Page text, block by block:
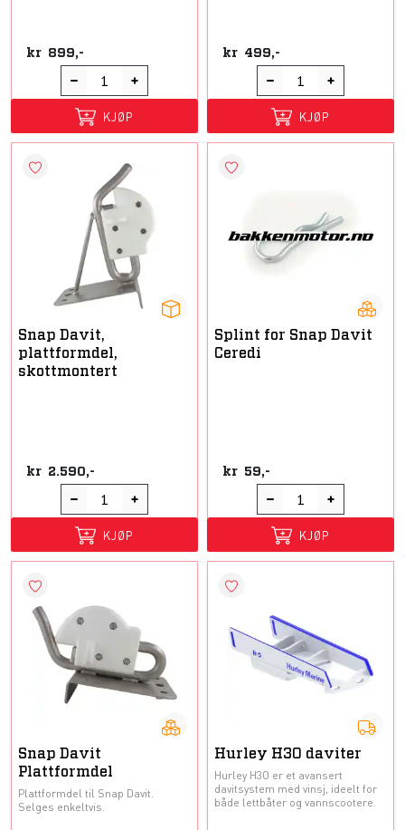
kr 899,-
KJØP
kr 499,-
KJØP
Snap Davit,
plattformdel,
skottmontert
kr 2.590,-
KJØP
Splint for Snap Davit
Ceredi
kr 59,-
KJØP
Snap Davit
Plattformdel
Plattformdel til Snap Davit.
Selges enkeltvis.
Hurley H3O daviter
Hurley H3O er et avansert
davitsystem med vinsj, ideelt for
både lettbåter og vannscootere.